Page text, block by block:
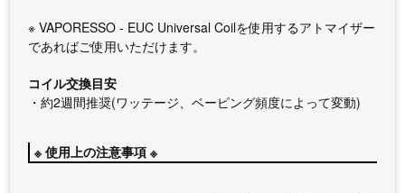
※ VAPORESSO - EUC Universal Coilを使用するアトマイザー
であればご使用いただけます。
コイル交換目安
・約2週間推奨(ワッテージ、ベーピング頻度によって変動)
※ 使用上の注意事項 ※